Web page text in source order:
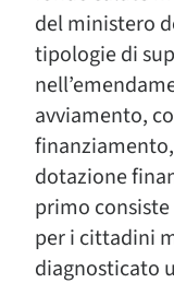
del ministero
tipologie di
avviamento,
dotazione
primo
per i cittadini
diagnosticato